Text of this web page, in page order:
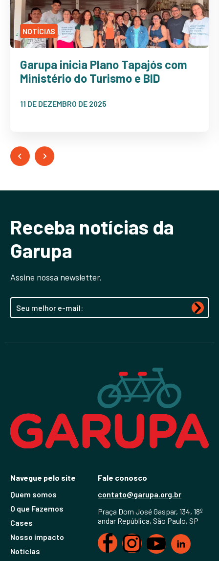
NOTÍCIAS
Garupa inicia Plano Tapajós com
Ministério do Turismo e BID
11 DE DEZEMBRO DE 2025
Receba notícias da
Garupa
Assine nossa newsletter.
Navegue pelo site
Quem somos
O que Fazemos
Cases
Nosso impacto
Notícias
Fale conosco
contato@garupa.org.br
Praça Dom José Gaspar, 134, 18º
andar República, São Paulo, SP